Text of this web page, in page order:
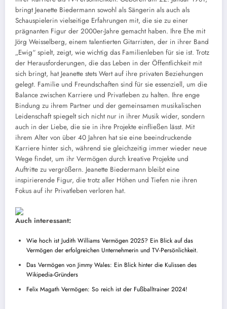
bringt Jeanette Biedermann sowohl als Sängerin als auch als
Schauspielerin vielseitige Erfahrungen mit, die sie zu einer
prägnanten Figur der 2000er-Jahre gemacht haben. Ihre Ehe mit
Jörg Weisselberg, einem talentierten Gitarristen, der in ihrer Band
„Ewig“ spielt, zeigt, wie wichtig das Familienleben für sie ist. Trotz
der Herausforderungen, die das Leben in der Öffentlichkeit mit
sich bringt, hat Jeanette stets Wert auf ihre privaten Beziehungen
gelegt. Familie und Freundschaften sind für sie essenziell, um die
Balance zwischen Karriere und Privatleben zu halten. Ihre enge
Bindung zu ihrem Partner und der gemeinsamen musikalischen
Leidenschaft spiegelt sich nicht nur in ihrer Musik wider, sondern
auch in der Liebe, die sie in ihre Projekte einfließen lässt. Mit
ihrem Alter von über 40 Jahren hat sie eine beeindruckende
Karriere hinter sich, während sie gleichzeitig immer wieder neue
Wege findet, um ihr Vermögen durch kreative Projekte und
Auftritte zu vergrößern. Jeanette Biedermann bleibt eine
inspirierende Figur, die trotz aller Höhen und Tiefen nie ihren
Fokus auf ihr Privatleben verloren hat.
Auch interessant:
Wie hoch ist Judith Williams Vermögen 2025? Ein Blick auf das
Vermögen der erfolgreichen Unternehmerin und TV-Persönlichkeit.
Das Vermögen von Jimmy Wales: Ein Blick hinter die Kulissen des
Wikipedia-Gründers
Felix Magath Vermögen: So reich ist der Fußballtrainer 2024!